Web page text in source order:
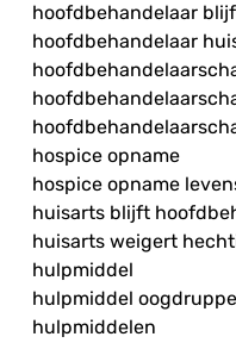
hoofdbehandelaar
hoofdbehandelaar
hospice opname
hospice opname
huisarts blijft
huisarts weigert
hulpmiddel
hulpmiddel
hulpmiddelen